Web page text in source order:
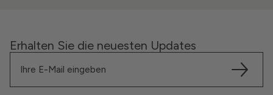
Erhalten Sie die neuesten Updates